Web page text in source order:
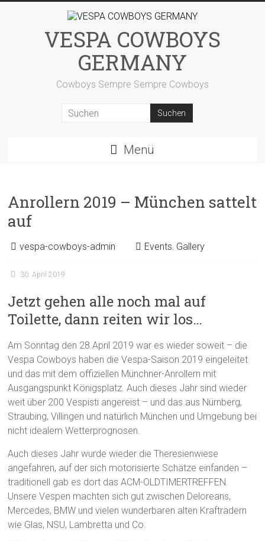
VESPA COWBOYS
GERMANY
Cowboys Sempre Sempre Cowboys
Menü
Anrollern 2019 – München sattelt
auf
vespa-cowboys-admin Events, Gallery
30. April 2019
Jetzt gehen alle noch mal auf
Toilette, dann reiten wir los…
Am Sonntag den 28.April 2019 war es wieder soweit – die
Vespa Cowboys haben die Vespa-Saison 2019 eingeleitet
und das mit dem offiziellen Münchner-Anrollern mit
Ausgangspunkt Königsplatz. Auch dieses Jahr sind wieder
weit über 200 Vespisti angereist – und das aus Nürnberg,
Straubing, Villingen und natürlich München und Umgebung bei
nicht idealem Wetterprognosen.
Auch dieses Jahr wurde wieder die Theresienwiese
angefahren, auf der sich motorisierte Schätze einfanden –
traditionell gab es dort das ACM-OLDTIMERTREFFEN.
Unsere Vespen machten sich gut zwischen Deloreans,
Mercedes, BMW und vielen wunderbaren alten Krafträdern
wie Glas, NSU, Lambretta und Co.